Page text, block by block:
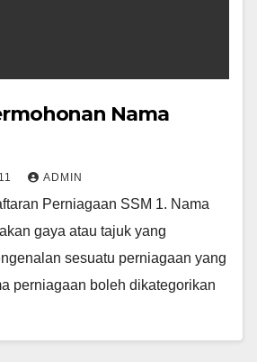
Nama
ADMIN
Perniagaan SSM 1. Nama
gaya atau tajuk yang
sesuatu perniagaan yang
perniagaan boleh dikategorikan